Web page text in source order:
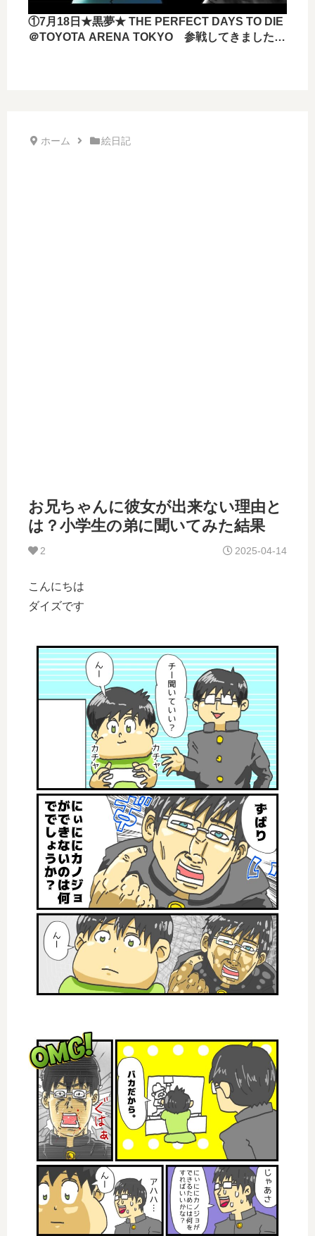
①7月18日★黒夢★ THE PERFECT DAYS TO DIE
＠TOYOTA ARENA TOKYO 参戦してきました
ホーム 絵日記
お兄ちゃんに彼女が出来ない理由と
は？小学生の弟に聞いてみた結果
2 2025-04-14
こんにちは
ダイズです